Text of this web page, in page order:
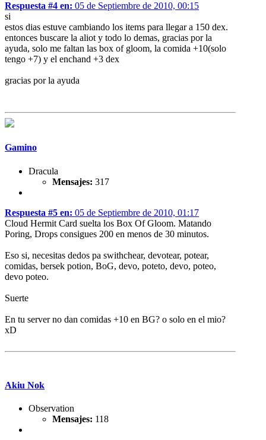
Respuesta #4 en: 05 de Septiembre de 2010, 00:15
si
estos dias estuve cambiando los items para llegar a 150 dex.
entonces buscare la aliot y todo lo demas, gracias por la
ayuda, solo me faltan las box of gloom, la comida +10(solo
tengo +7) y el enchand +3 dex
gracias por la ayuda
Gamino
Dracula
Mensajes: 317
Respuesta #5 en: 05 de Septiembre de 2010, 01:17
Cloud Hermit Card suelta los Box Of Gloom. Matando
Poring, Drops consigues 200 en menos de 30 minutos.
Eso si, necesitas dedos pa swithchear, devotear, potear,
comidas, bersek potion, BoG, devo, poteto, devo, poteo,
devo poteo.
Suerte
En tu server no dan comidas +10 en BG? o solo en el mio?
xD
Akiu Nok
Observation
Mensajes: 118